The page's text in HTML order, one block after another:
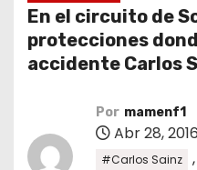
En el circuito de
protecciones
accidente Carlos
Por mamenf1
Abr 28, 2016
#Carlos Sainz ,